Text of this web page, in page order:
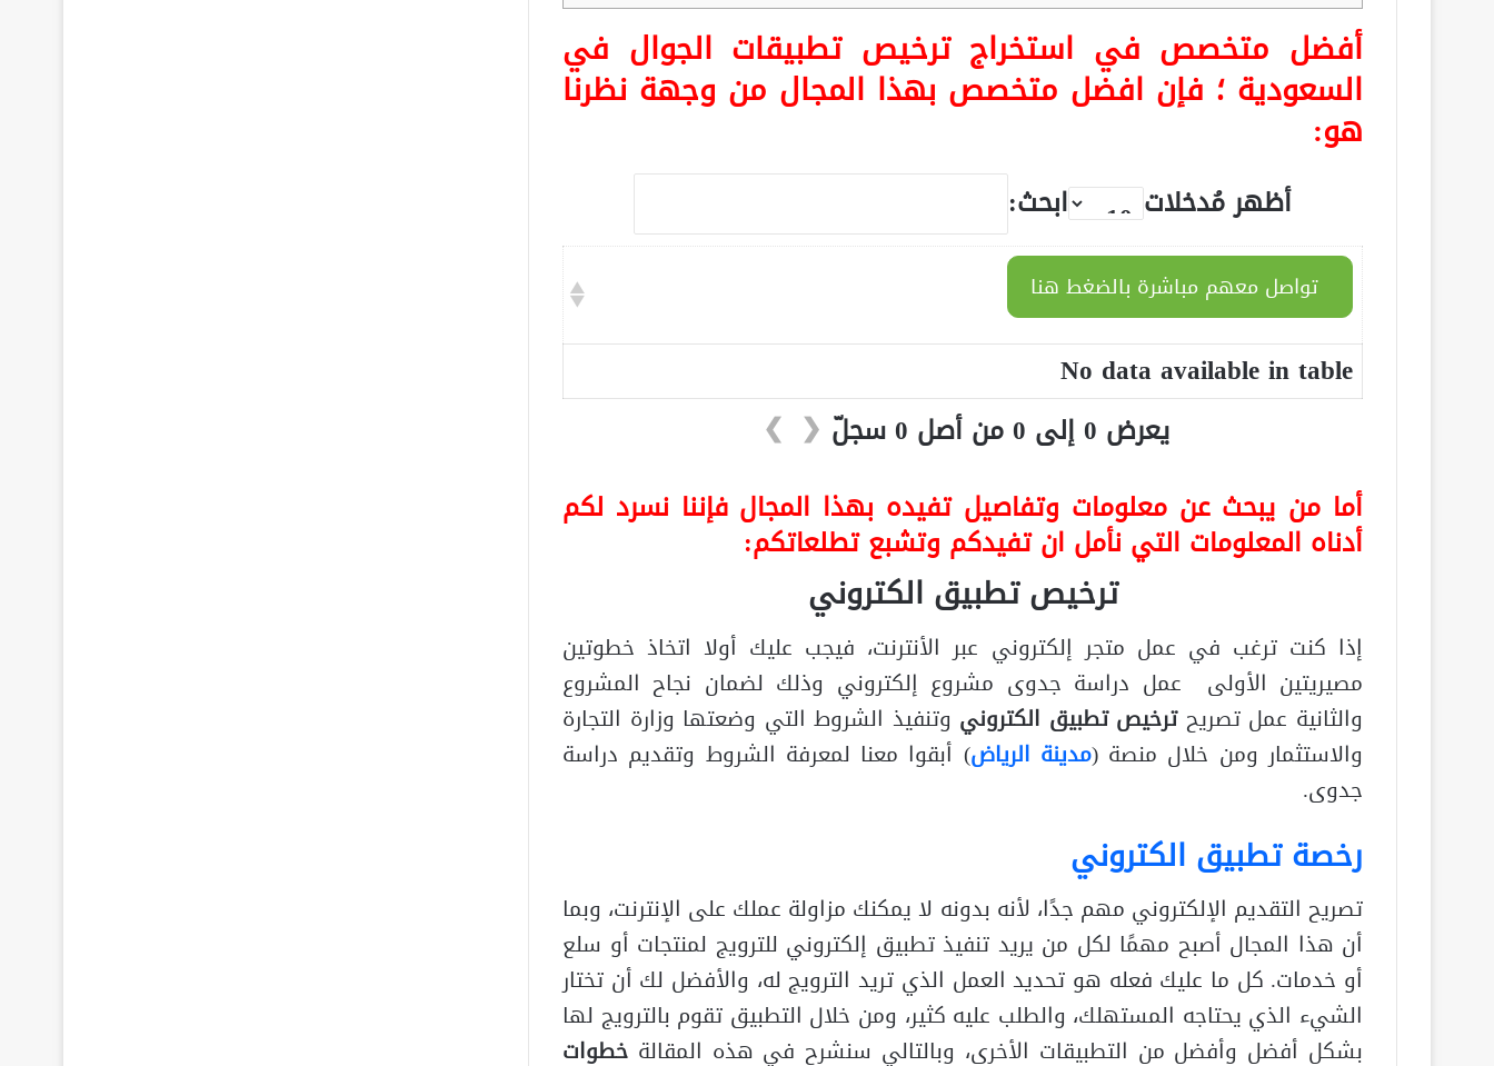
أفضل متخصص في استخراج ترخيص تطبيقات الجوال في
السعودية ؛ فإن افضل متخصص بهذا المجال من وجهة نظرنا
هو:
أظهر مُدخلات ابحث:
تواصل معهم مباشرة بالضغط هنا
No data available in table
يعرض 0 إلى 0 من أصل 0 سجلّ
❮
❯
أما من يبحث عن معلومات وتفاصيل تفيده بهذا المجال فإننا نسرد لكم
أدناه المعلومات التي نأمل ان تفيدكم وتشبع تطلعاتكم:
ترخيص تطبيق الكتروني
إذا كنت ترغب في عمل متجر إلكتروني عبر الأنترنت، فيجب عليك أولا اتخاذ خطوتين
مصيريتين الأولى عمل دراسة جدوى مشروع إلكتروني وذلك لضمان نجاح المشروع
والثانية عمل تصريحترخيصتطبيق الكتروني وتنفيذ الشروط التي وضعتها وزارة التجارة
والاستثمار ومن خلال منصة (مدينة الرياض) أبقوا معنا لمعرفة الشروط وتقديم دراسة
جدوى.
رخصة تطبيق الكتروني
تصريح التقديم الإلكتروني مهم جدًا، لأنه بدونه لا يمكنك مزاولة عملك على الإنترنت، وبما
أن هذا المجال أصبح مهمًا لكل من يريد تنفيذ تطبيق إلكتروني للترويج لمنتجات أو سلع
أو خدمات. كل ما عليك فعله هو تحديد العمل الذي تريد الترويج له، والأفضل لك أن تختار
الشيء الذي يحتاجه المستهلك، والطلب عليه كثير، ومن خلال التطبيق تقوم بالترويج لها
بشكل أفضل وأفضل من التطبيقات الأخرى، وبالتالي سنشرح في هذه المقالة خطوات